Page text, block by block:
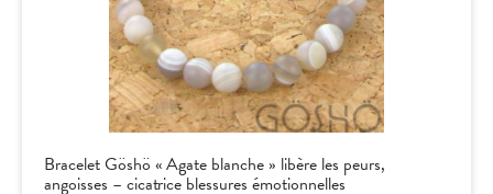
Bracelet Göshö « Agate blanche » libère les peurs,
angoisses – cicatrice blessures émotionnelles